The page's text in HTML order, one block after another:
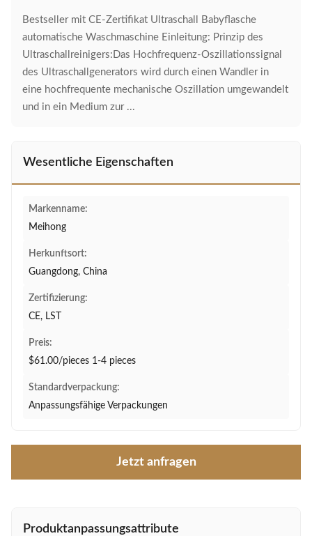
Bestseller mit CE-Zertifikat Ultraschall Babyflasche
automatische Waschmaschine Einleitung: Prinzip des
Ultraschallreinigers:Das Hochfrequenz-Oszillationssignal
des Ultraschallgenerators wird durch einen Wandler in
eine hochfrequente mechanische Oszillation umgewandelt
und in ein Medium zur ...
Wesentliche Eigenschaften
Markenname:
Meihong
Herkunftsort:
Guangdong, China
Zertifizierung:
CE, LST
Preis:
$61.00/pieces 1-4 pieces
Standardverpackung:
Anpassungsfähige Verpackungen
Jetzt anfragen
Produktanpassungsattribute